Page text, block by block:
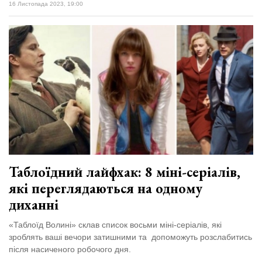
16 Листопада 2023, 19:00
Таблоїдний лайфхак: 8 міні-серіалів,
які переглядаються на одному
диханні
«Таблоїд Волині» склав список восьми міні-серіалів, які
зроблять ваші вечори затишними та допоможуть розслабитись
після насиченого робочого дня.